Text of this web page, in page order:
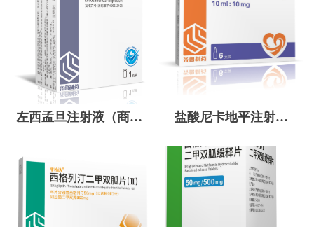
左西孟旦注射液（商标
盐酸尼卡地平注射液